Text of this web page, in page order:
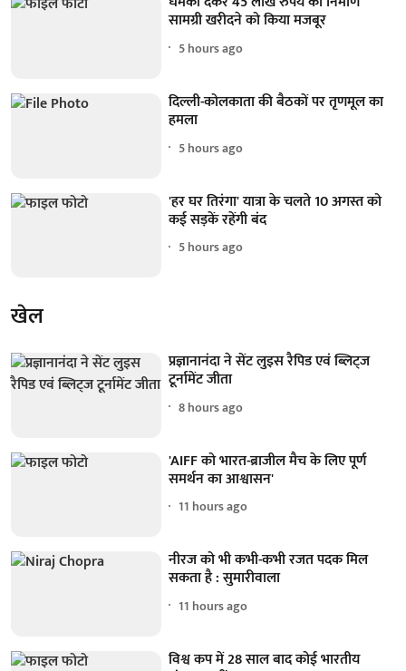
सामग्री खरीदने को किया मजबूर
5 hours ago
दिल्ली-कोलकाता की बैठकों पर तृणमूल का
हमला
5 hours ago
'हर घर तिरंगा' यात्रा के चलते 10 अगस्त को
कई सड़कें रहेंगी बंद
5 hours ago
खेल
प्रज्ञानानंदा ने सेंट लुइस रैपिड एवं ब्लिट्ज
टूर्नामेंट जीता
8 hours ago
'AIFF को भारत-ब्राजील मैच के लिए पूर्ण
समर्थन का आश्वासन'
11 hours ago
नीरज को भी कभी-कभी रजत पदक मिल
सकता है : सुमारीवाला
11 hours ago
विश्व कप में 28 साल बाद कोई भारतीय